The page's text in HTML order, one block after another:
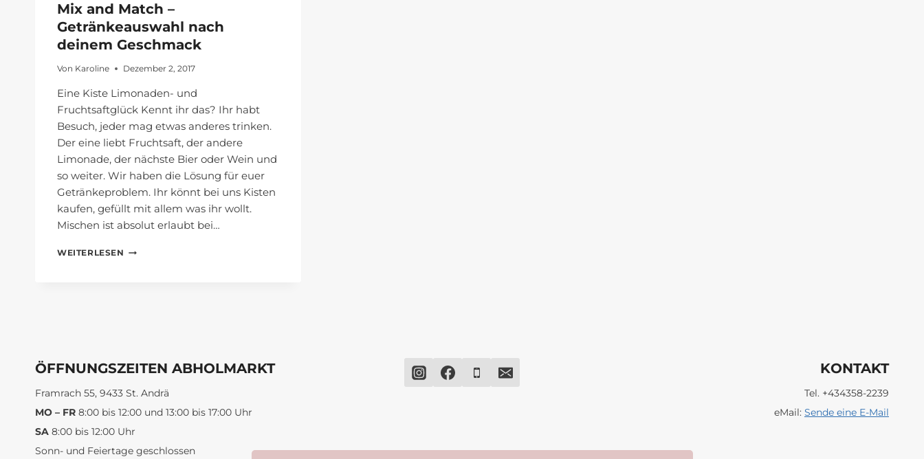
Mix and Match –
Getränkeauswahl nach
deinem Geschmack
Von Karoline Dezember 2, 2017
Eine Kiste Limonaden- und
Fruchtsaftglück Kennt ihr das? Ihr habt
Besuch, jeder mag etwas anderes trinken.
Der eine liebt Fruchtsaft, der andere
Limonade, der nächste Bier oder Wein und
so weiter. Wir haben die Lösung für euer
Getränkeproblem. Ihr könnt bei uns Kisten
kaufen, gefüllt mit allem was ihr wollt.
Mischen ist absolut erlaubt bei…
WEITERLESEN MIX
ÖFFNUNGSZEITEN ABHOLMARKT
Framrach 55, 9433 St. Andrä
MO – FR 8:00 bis 12:00 und 13:00 bis 17:00 Uhr
SA 8:00 bis 12:00 Uhr
Sonn- und Feiertage geschlossen
KONTAKT
Tel. +434358-2239
eMail: Sende eine E-Mail